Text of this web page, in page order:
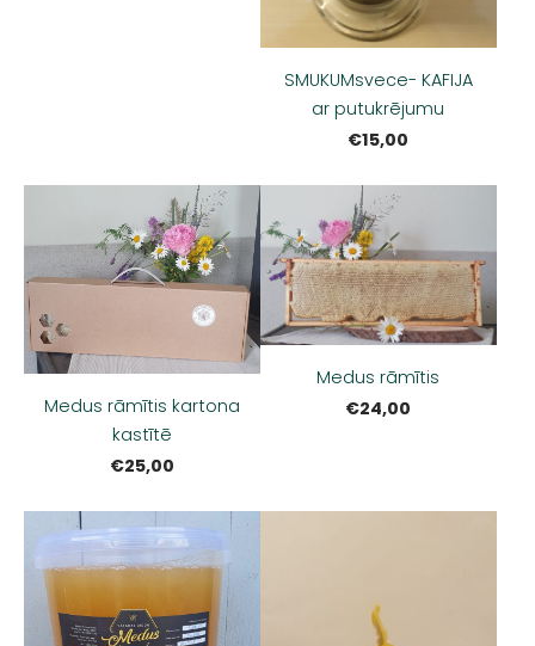
SMUKUMsvece- KAFIJA
ar putukrējumu
€15,00
Medus rāmītis kartona
kastītē
€25,00
Medus rāmītis
€24,00